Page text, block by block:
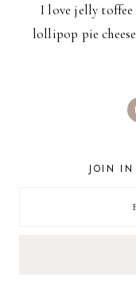
I love jelly toffee
lollipop pie
JOIN